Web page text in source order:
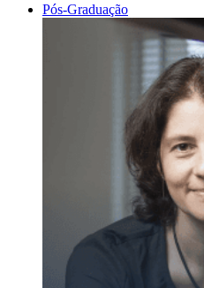
Pós-Graduação